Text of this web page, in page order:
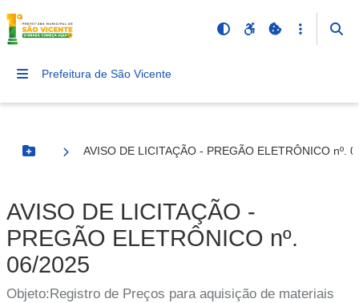
Prefeitura de São Vicente
Botão Menu
AVISO DE LICITAÇÃO - PREGÃO ELETRÔNICO nº.
AVISO DE LICITAÇÃO -
PREGÃO ELETRÔNICO nº.
06/2025
Objeto:Registro de Preços para aquisição de materiais